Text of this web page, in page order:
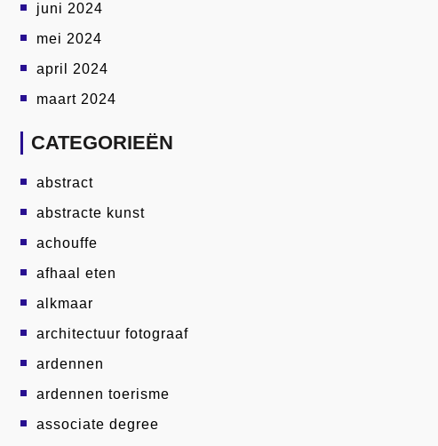
juni 2024
mei 2024
april 2024
maart 2024
CATEGORIEËN
abstract
abstracte kunst
achouffe
afhaal eten
alkmaar
architectuur fotograaf
ardennen
ardennen toerisme
associate degree